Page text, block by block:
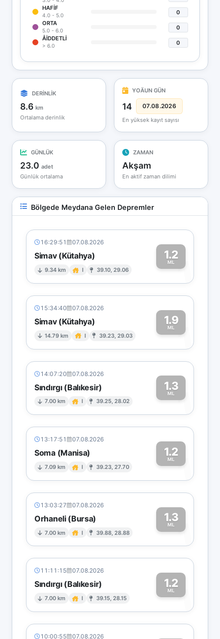
HAFIF
4.0 - 5.0
0
ORTA
5.0 - 6.0
0
ÅIDDETLI
> 6.0
0
DERİNLİK
8.6 km
Ortalama derinlik
YOÄUN GÜN
14 07.08.2026
En yüksek kayıt sayısı
GÜNLÜK
23.0 adet
Günlük ortalama
ZAMAN
Akşam
En aktif zaman dilimi
Bölgede Meydana Gelen Depremler
16:29:51 07.08.2026
Simav (Kütahya)
9.34 km I 39.10, 29.06
1.2
ML 1
15:34:40 07.08.2026
Simav (Kütahya)
14.79 km I 39.23, 29.03
1.9
ML1
14:07:20 07.08.2026
Sındırgı (Balıkesir)
7.00 km I 39.25, 28.02
1.3
ML 1
13:17:51 07.08.2026
Soma (Manisa)
7.09 km I 39.23, 27.70
1.2
ML 1
13:03:27 07.08.2026
Orhaneli (Bursa)
7.00 km I 39.88, 28.88
1.3
ML 1
11:11:15 07.08.2026
Sındırgı (Balıkesir)
7.00 km I 39.15, 28.15
1.2
ML 1
10:00:55 07.08.2026